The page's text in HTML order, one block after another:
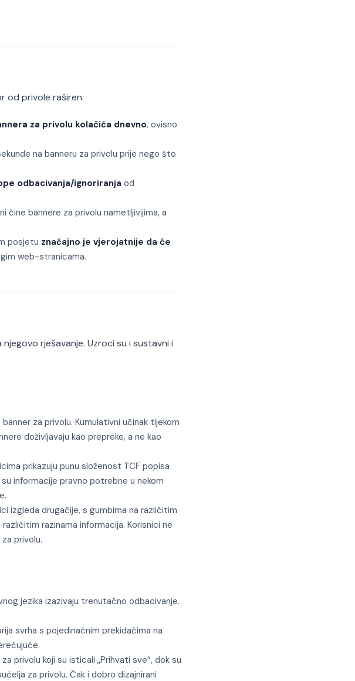
od privole raširen:
za privolu kolačića dnevno, ovisno
na banneru za privolu prije nego što
odbacivanja/ignoriranja od
čine bannere za privolu nametljivijima, a
posjetu značajno je vjerojatnije da će
web-stranicama.
rješavanje. Uzroci su i sustavni i
za privolu. Kumulativni učinak tijekom
doživljavaju kao prepreke, a ne kao
prikazuju punu složenost TCF popisa
informacije pravno potrebne u nekom
izgleda drugačije, s gumbima na različitim
razinama informacija. Korisnici ne
privolu.
jezika izazivaju trenutačno odbacivanje.
svrha s pojedinačnim prekidačima na
privolu koji su isticali „Prihvati sve“, dok su
za privolu. Čak i dobro dizajnirani